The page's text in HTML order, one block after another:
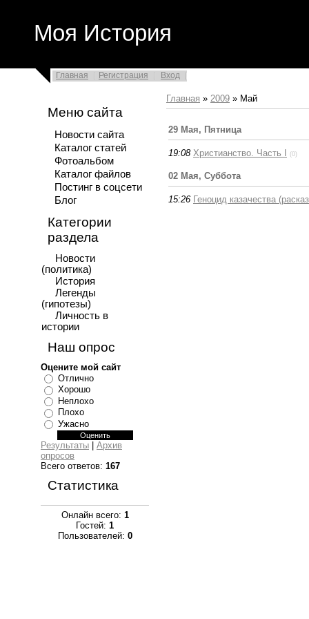
Моя История
Главная Регистрация Вход
Меню сайта
Новости сайта
Каталог статей
Фотоальбом
Каталог файлов
Постинг в соцсети
Блог
Категории
раздела
Новости
(политика)
История
Легенды
(гипотезы)
Личность в
истории
Наш опрос
Оцените мой сайт
Отлично
Хорошо
Неплохо
Плохо
Ужасно
Результаты
Архив
опросов
Всего ответов: 167
Статистика
Онлайн всего: 1
Гостей: 1
Пользователей: 0
Главная » 2009 » Май
29 Мая, Пятница
19:08 Христианство. Часть I (0)
02 Мая, Суббота
15:26 Геноцид казачества